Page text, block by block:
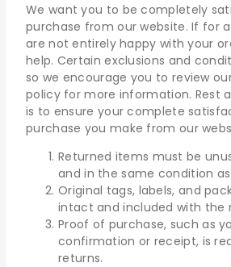
We want you to be completely
purchase from our website. If for
are not entirely happy with your
help. Certain exclusions and
so we encourage you to review
policy for more information. Rest
is to ensure your complete
purchase you make from our
Returned items must be
and in the same condition
Original tags, labels, and
intact and included with the
Proof of purchase, such as
confirmation or receipt, is
returns.